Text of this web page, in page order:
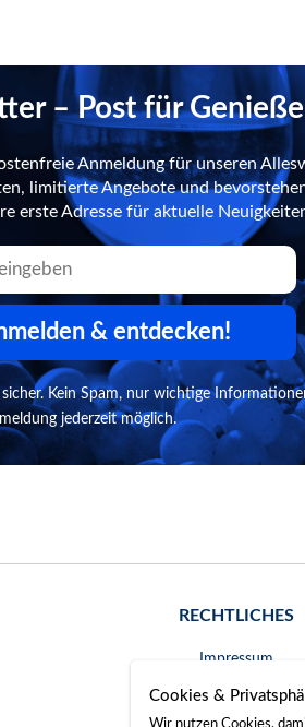
– Post für
Anmeldung für unseren
limitierte Angebote und
erste Adresse für aktuelle
& entdecken!
sicher. Kein Spam, nur wichtige
jederzeit möglich.
RECHTLICHES
Impressum
AGB
Cookies &
Wir nutzen Cookies,